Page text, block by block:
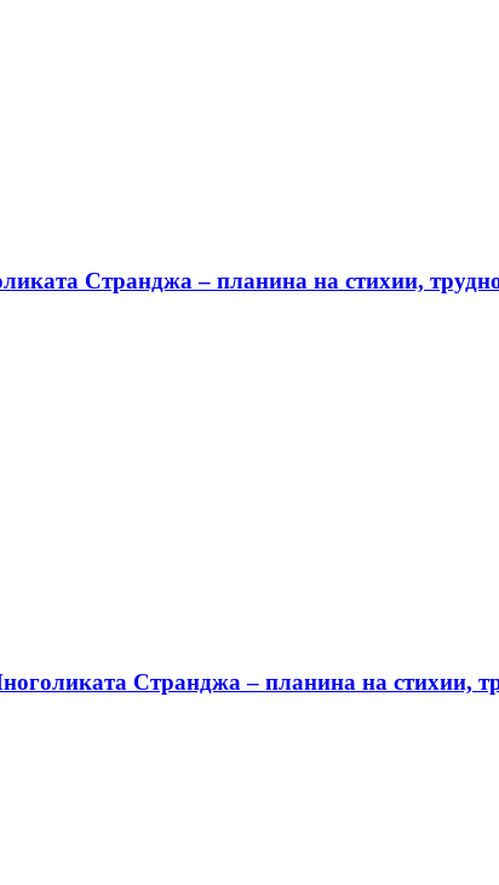
Странджа – планина на стихии,
Странджа – планина на стихии,